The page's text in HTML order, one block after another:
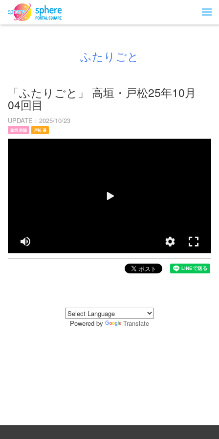
ふたりごと
「ふたりごと」 高垣・戸松25年10月
04回目
UPDATE 2025/10/23
高垣 彩陽 戸松 遥
Powered by Translate